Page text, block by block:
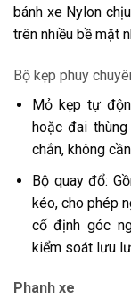
bánh xe Nylon
trên nhiều bề mặt
Bộ kẹp phuy
Mỏ kẹp tự
hoặc đai
chắn, không
Bộ quay đổ:
kéo, cho phép
cố định góc
kiểm soát lưu
Phanh xe